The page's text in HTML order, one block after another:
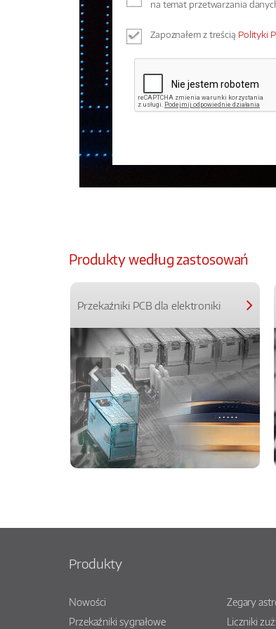
na temat przetwarzania
Zapoznałem z treścią Polityki
Produkty według zastosowań
Przekaźniki PCB dla elektroniki
Produkty
Nowości
Przekaźniki sygnałowe
Zegary
Liczniki